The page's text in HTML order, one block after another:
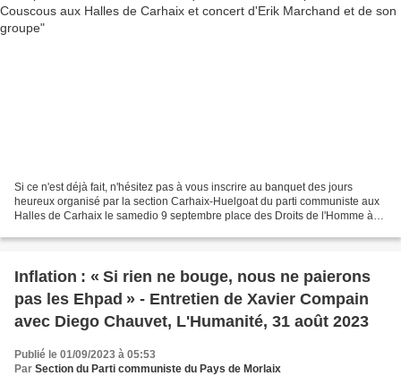
Si ce n'est déjà fait, n'hésitez pas à vous inscrire au banquet des jours
heureux organisé par la section Carhaix-Huelgoat du parti communiste aux
Halles de Carhaix le samedio 9 septembre place des Droits de l'Homme à
Inflation : « Si rien ne bouge, nous ne paierons
pas les Ehpad » - Entretien de Xavier Compain
avec Diego Chauvet, L'Humanité, 31 août 2023
Publié le 01/09/2023 à 05:53
Par Section du Parti communiste du Pays de Morlaix